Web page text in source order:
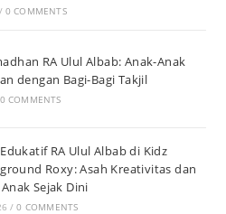
/ 0 COMMENTS
RA Ulul Albab: Anak-Anak
dengan Bagi-Bagi Takjil
0 COMMENTS
RA Ulul Albab di Kidz
Roxy: Asah Kreativitas dan
Sejak Dini
/ 0 COMMENTS